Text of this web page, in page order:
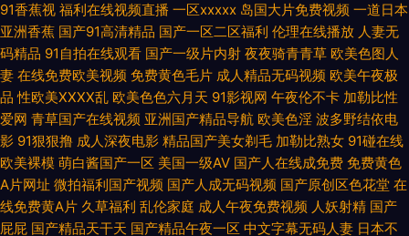
色片网站 在线观看91 九一免费网站 最新av资源 激情文学日韩 中文字幕11页
黄色色情软件 亚洲在钱 海角社区国产精伦 91cn在线播放 激情av入口 亚洲
色图制服 久久福利 91tv官网 久草大香蕉亚洲 最新福利视频导航 欧美强奸 A
级论理片 日韩成人网免费 大香蕉自拍网 九九这里都是精品 超碰熟妇 少妇丝
袜伦理 大香蕉伊人成人网 性爱一级视频巨乳 久草视频免费福利 91黑丝高潮
91香蕉视 福利在线视频直播 一区xxxxx 岛国大片免费视频 一道日本
亚洲香蕉 国产91高清精品 国产一区二区福利 伦理在线播放 人妻无
码精品 91自拍在线观看 国产一级片内射 夜夜骑青青草 欧美色图人
妻 在线免费欧美视频 免费黄色毛片 成人精品无码视频 欧美午夜极
品 性欧美ⅩⅩⅩⅩ乱 欧美色色六月天 91影视网 午夜伦不卡 加勒比性
爱网 青草国产在线视频 亚洲国产精品导航 欧美色淫 波多野结依电
影 91狠狠撸 成人深夜电影 精品国产美女剃毛 加勒比熟女 91碰在线
欧美裸模 萌白酱国产一区 美国一级AV 国产人在线成免费 免费黄色
A片网址 微拍福利国产视频 国产人成无码视频 国产原创区色花堂 在
线免费黄A片 久草福利 乱伦家庭 成人午夜免费视频 人妖射精 国产
屁屁 国产精品天干天 国产精品午夜一区 中文字幕无码人妻 日本不